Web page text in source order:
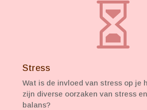

Stress
Wat is de invloed van stress op je
zijn diverse oorzaken van stress
balans?